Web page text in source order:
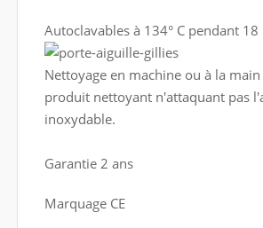
Autoclavables à 134° C pendant
Nettoyage en machine ou à la main
produit nettoyant n'attaquant pas
inoxydable.
Garantie 2 ans
Marquage CE